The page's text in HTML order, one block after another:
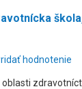
hodnotenie